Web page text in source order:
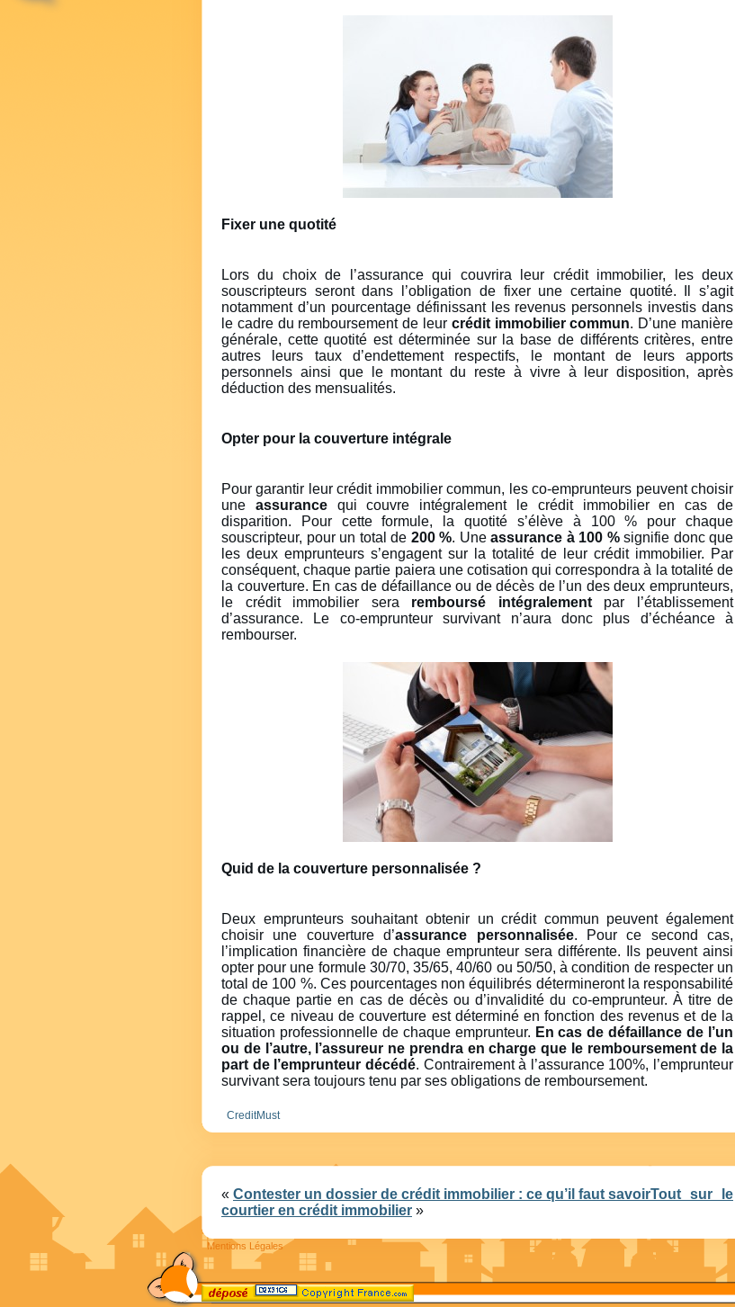
Fixer une quotité
Lors du choix de l’assurance qui couvrira leur crédit immobilier, les deux
souscripteurs seront dans l’obligation de fixer une certaine quotité. Il s’agit
notamment d’un pourcentage définissant les revenus personnels investis dans
le cadre du remboursement de leur crédit immobilier commun. D’une manière
générale, cette quotité est déterminée sur la base de différents critères, entre
autres leurs taux d’endettement respectifs, le montant de leurs apports
personnels ainsi que le montant du reste à vivre à leur disposition, après
déduction des mensualités.
Opter pour la couverture intégrale
Pour garantir leur crédit immobilier commun, les co-emprunteurs peuvent choisir
une assurancequi couvre intégralement le crédit immobilier en cas de
disparition. Pour cette formule, la quotité s’élève à 100 % pour chaque
souscripteur, pour un total de 200 %. Uneassurance à 100 %signifie donc que
les deux emprunteurs s’engagent sur la totalité de leur crédit immobilier. Par
conséquent, chaque partie paiera une cotisation qui correspondra à la totalité de
la couverture. En cas de défaillance ou de décès de l’un des deux emprunteurs,
le crédit immobilier sera remboursé intégralementpar l’établissement
d’assurance. Le co-emprunteur survivant n’aura donc plus d’échéance à
rembourser.
Quid de la couverture personnalisée ?
Deux emprunteurs souhaitant obtenir un crédit commun peuvent également
choisir une couverture d’assurance personnalisée. Pour ce second cas,
l’implication financière de chaque emprunteur sera différente. Ils peuvent ainsi
opter pour une formule 30/70, 35/65, 40/60 ou 50/50, à condition de respecter un
total de 100 %. Ces pourcentages non équilibrés détermineront la responsabilité
de chaque partie en cas de décès ou d’invalidité du co-emprunteur. À titre de
rappel, ce niveau de couverture est déterminé en fonction des revenus et de la
situation professionnelle de chaque emprunteur. En cas de défaillance de l’un
ou de l’autre, l’assureur ne prendra en charge que le remboursement de la
part de l’emprunteur décédé. Contrairement à l’assurance 100%, l’emprunteur
survivant sera toujours tenu par ses obligations de remboursement.
CreditMust
« Contester un dossier de crédit immobilier : ce qu’il faut savoirTout sur le
courtier en crédit immobilier »
Mentions Légales